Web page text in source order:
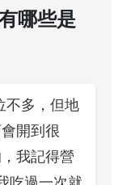
哪些是
不多，但地
開到很
我記得營